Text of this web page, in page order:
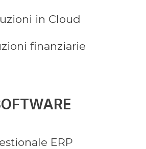
in Cloud
finanziarie
ERP